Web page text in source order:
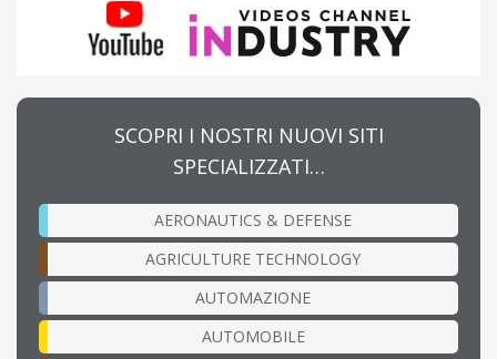
SCOPRI I NOSTRI NUOVI SITI
SPECIALIZZATI…
AERONAUTICS & DEFENSE
AGRICULTURE TECHNOLOGY
AUTOMAZIONE
AUTOMOBILE